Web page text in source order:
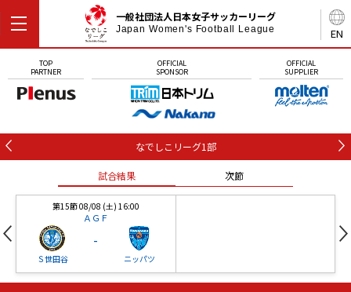
EN
一般社団法人日本女子サッカーリーグ
Japan Women's Football League
TOP
PARTNER
OFFICIAL
SPONSOR
OFFICIAL
SUPPLIER
なでしこリーグ1部
試合結果 次節
第15節 08/08 (土) 16:00
ＡＧＦ
Ｓ世田谷
-
ニッパツ